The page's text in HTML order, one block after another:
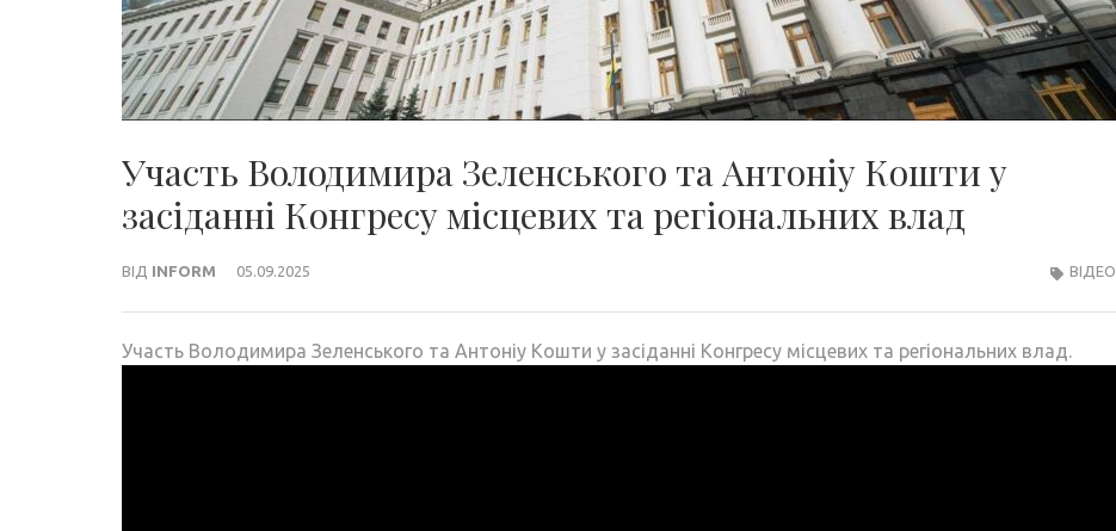
Участь Володимира Зеленського та Антоніу Кошти у
засіданні Конгресу місцевих та регіональних влад
ВІД INFORM 05.09.2025 ВІДЕО
Участь Володимира Зеленського та Антоніу Кошти у засіданні Конгресу місцевих та регіональних влад.